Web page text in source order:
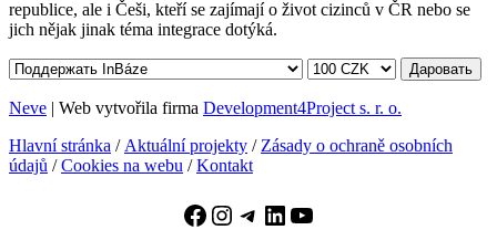
republice, ale i Češi, kteří se zajímají o život cizinců v ČR nebo se
jich nějak jinak téma integrace dotýká.
Даровать
Neve | Web vytvořila firma Development4Project s. r. o.
Hlavní stránka / Aktuální projekty / Zásady o ochraně osobních
údajů /Cookies na webu /Kontakt
Facebook
Instagram
Telegram
LinkedIn
YouTube